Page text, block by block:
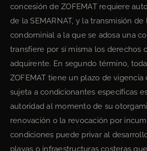
concesión de ZOFEMAT requiere
de la SEMARNAT, y la transmisión de
condominial a la que se adosa una
transfiere por sí misma los derechos
adquirente. En segundo término,
ZOFEMAT tiene un plazo de
sujeta a condicionantes específicas
autoridad al momento de su
renovación o la revocación por
condiciones puede privar al
playas o infraestructuras costeras